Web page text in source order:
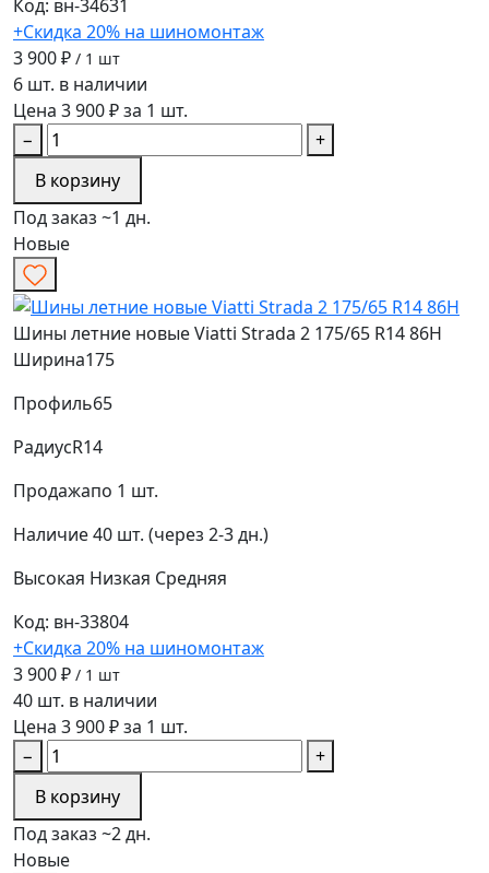
Код: вн-34631
+Скидка 20% на шиномонтаж
3 900 ₽ / 1 шт
6 шт. в наличии
Цена 3 900 ₽ за 1 шт.
−
+
В корзину
Под заказ ~1 дн.
Новые
Шины летние новые Viatti Strada 2 175/65 R14 86H
Ширина175
Профиль65
РадиусR14
Продажапо 1 шт.
Наличие40 шт. (через 2-3 дн.)
Высокая Низкая Средняя
Код: вн-33804
+Скидка 20% на шиномонтаж
3 900 ₽ / 1 шт
40 шт. в наличии
Цена 3 900 ₽ за 1 шт.
−
+
В корзину
Под заказ ~2 дн.
Новые